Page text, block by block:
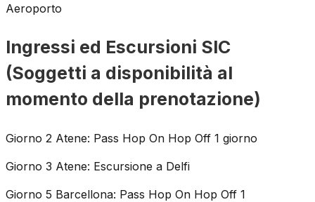
Aeroporto
Ingressi ed Escursioni SIC
(Soggetti a disponibilità al
momento della prenotazione)
Giorno 2 Atene: Pass Hop On Hop Off 1 giorno
Giorno 3 Atene: Escursione a Delfi
Giorno 5 Barcellona: Pass Hop On Hop Off 1